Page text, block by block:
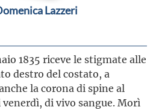
Lazzeri
1835 riceve le stigmate alle
destro del costato, a
la corona di spine al
di vivo sangue. Morì